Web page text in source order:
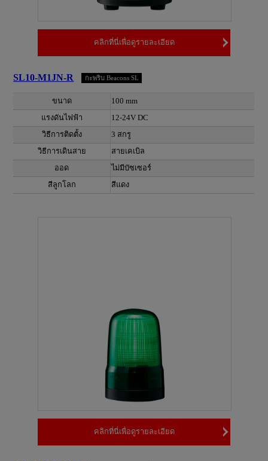
คลิกที่นี่เพื่อดูรายละเอียด
SL10-M1JN-R กะพริบ Beacons SL
ขนาด
100 mm
แรงดันไฟฟ้า
12-24V DC
วิธีการติดตั้ง
3 สกรู
วิธีการเดินสาย
สายเคเบิล
ออด
ไม่มีบัซเซอร์
สีลูกโลก
สีแดง
คลิกที่นี่เพื่อดูรายละเอียด